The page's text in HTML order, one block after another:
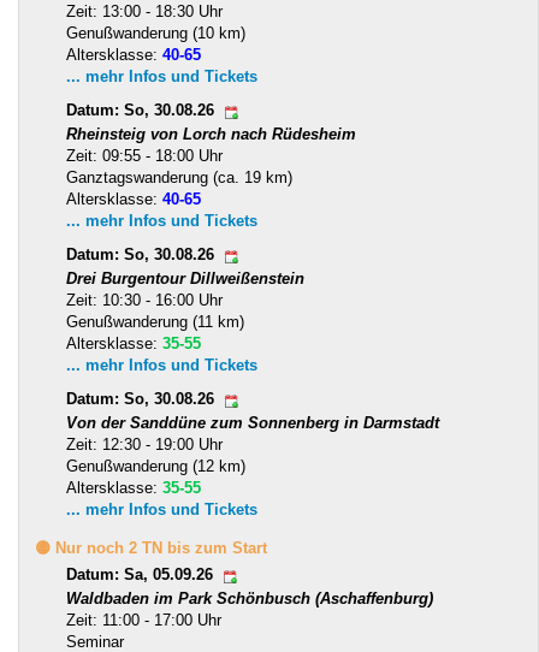
Zeit: 13:00 - 18:30 Uhr
Genußwanderung (10 km)
Altersklasse: 40-65
... mehr Infos und Tickets
Datum: So, 30.08.26
Rheinsteig von Lorch nach Rüdesheim
Zeit: 09:55 - 18:00 Uhr
Ganztagswanderung (ca. 19 km)
Altersklasse: 40-65
... mehr Infos und Tickets
Datum: So, 30.08.26
Drei Burgentour Dillweißenstein
Zeit: 10:30 - 16:00 Uhr
Genußwanderung (11 km)
Altersklasse: 35-55
... mehr Infos und Tickets
Datum: So, 30.08.26
Von der Sanddüne zum Sonnenberg in Darmstadt
Zeit: 12:30 - 19:00 Uhr
Genußwanderung (12 km)
Altersklasse: 35-55
... mehr Infos und Tickets
🟡 Nur noch 2 TN bis zum Start
Datum: Sa, 05.09.26
Waldbaden im Park Schönbusch (Aschaffenburg)
Zeit: 11:00 - 17:00 Uhr
Seminar